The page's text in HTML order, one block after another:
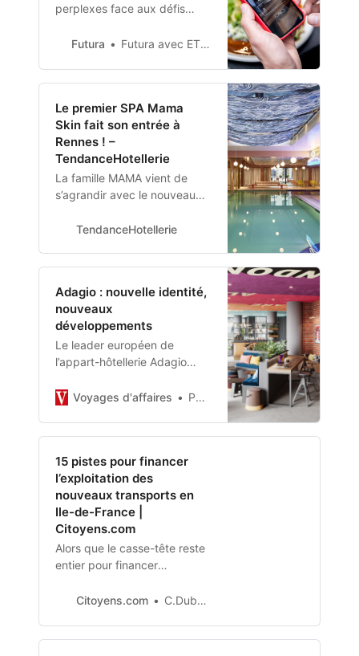
perplexes face aux défis
monde des restaurateurs qui
champ…
Futura Futura avec ETX Daily Up
Le premier SPA Mama
Skin fait son entrée à
Rennes ! –
TendanceHotellerie
La famille MAMA vient de
s’agrandir avec le nouveau
l’âme celtique/. Et qui dit
être sur plus…
TendanceHotellerie
Adagio : nouvelle identité,
nouveaux
développements
Le leader européen de
l’appart-hôtellerie Adagio
nouvelle identité visuelle et
Voyages d'affaires Par Arnaud Deltenre -
15 pistes pour financer
l’exploitation des
nouveaux transports en
Ile-de-France |
Citoyens.com
Alors que le casse-tête reste
entier pour financer
en commun d’Ile-de-France,
Citoyens.com C.Dubois